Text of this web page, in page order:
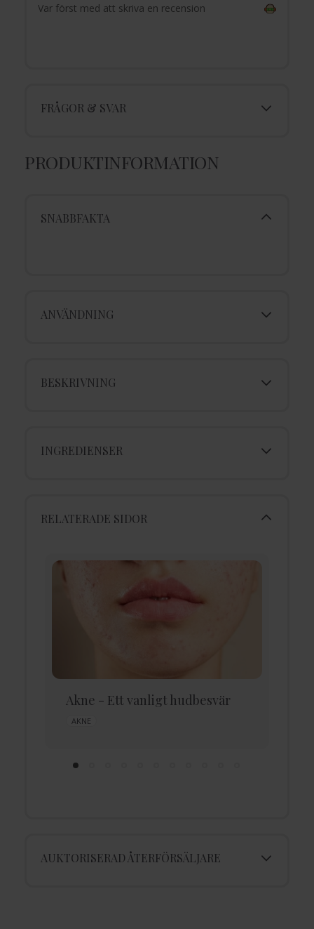
Var först med att skriva en recension
FRÅGOR & SVAR
PRODUKTINFORMATION
SNABBFAKTA
ANVÄNDNING
BESKRIVNING
INGREDIENSER
RELATERADE SIDOR
Akne - Ett vanligt hudbesvär
AKNE
AUKTORISERAD ÅTERFÖRSÄLJARE